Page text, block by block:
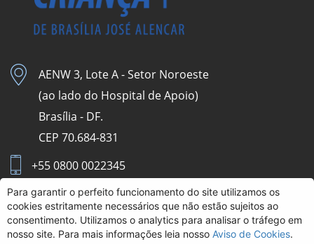
AENW 3, Lote A - Setor Noroeste
(ao lado do Hospital de Apoio)
Brasília - DF.
CEP 70.684-831
+55 0800 0022345
Aviso de Cookies
Intranet HCB
Para garantir o perfeito funcionamento do site utilizamos os
cookies estritamente necessários que não estão sujeitos ao
consentimento. Utilizamos o analytics para analisar o tráfego em
nosso site. Para mais informações leia nosso Aviso de Cookies.